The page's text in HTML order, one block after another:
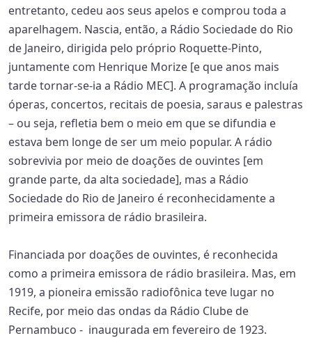
entretanto, cedeu aos seus apelos e comprou toda a
aparelhagem. Nascia, então, a Rádio Sociedade do Rio
de Janeiro, dirigida pelo próprio Roquette-Pinto,
juntamente com Henrique Morize [e que anos mais
tarde tornar-se-ia a Rádio MEC]. A programação incluía
óperas, concertos, recitais de poesia, saraus e palestras
– ou seja, refletia bem o meio em que se difundia e
estava bem longe de ser um meio popular. A rádio
sobrevivia por meio de doações de ouvintes [em
grande parte, da alta sociedade], mas a Rádio
Sociedade do Rio de Janeiro é reconhecidamente a
primeira emissora de rádio brasileira.
Financiada por doações de ouvintes, é reconhecida
como a primeira emissora de rádio brasileira. Mas, em
1919, a pioneira emissão radiofônica teve lugar no
Recife, por meio das ondas da Rádio Clube de
Pernambuco - inaugurada em fevereiro de 1923.